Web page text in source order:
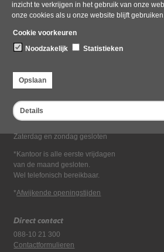
inzicht te verkrijgen in het gebruik van onze
onze cookies als u onze website blijft
Cookie voorkeuren
Noodzakelijk
Statistieken
Opslaan
Details
Bezoekadres
Dampten 2, 1624 NR Hoorn
Postbus 2095, 1620 EB Hoorn
Openingstijden kantoor
Maandag tot en met vrijdag*
van 08:00 tot 16:30
Zaterdag en zondag gesloten
*Kantoor is alle eerste vrijdagen
van de maand gesloten.
Wel telefonisch bereikbaar.
*Afwijkende openingstijden
Direct contact
088-10 21 300
Contactformulieren